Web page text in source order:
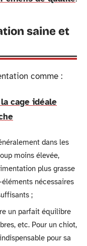
saine et
comme :
cage idéale
dans les
moins élevée,
plus grasse
nécessaires
;
un parfait équilibre
etc. Pour un chiot,
pour sa